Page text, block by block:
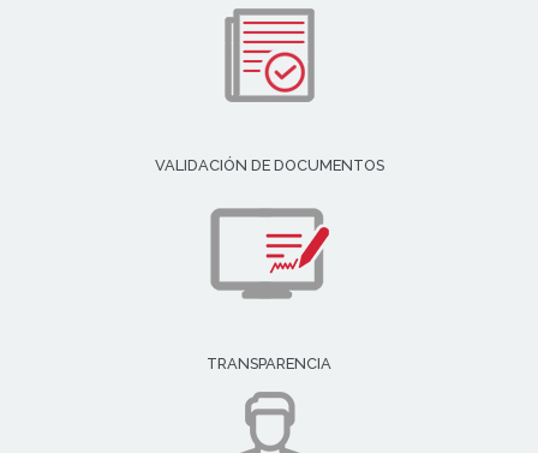
VALIDACIÓN DE DOCUMENTOS
TRANSPARENCIA